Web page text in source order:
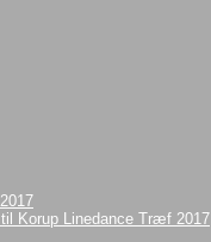
Korup Linedance Træf 2017